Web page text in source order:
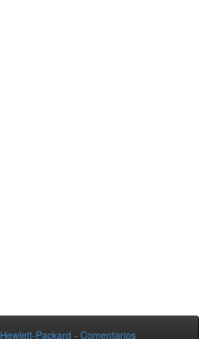
Hewlett-Packard - Comentarios